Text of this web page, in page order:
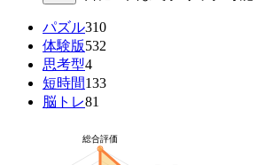
パズル310
体験版532
思考型4
短時間133
脳トレ81